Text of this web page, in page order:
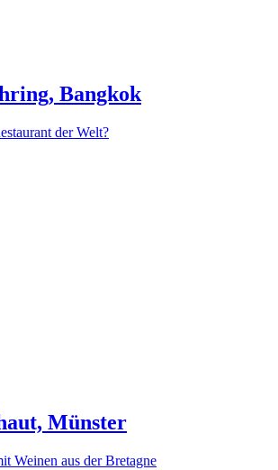
Bangkok
der Welt?
Münster
Weinen aus der Bretagne